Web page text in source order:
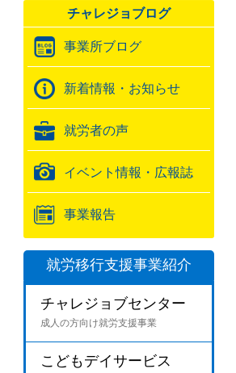
チャレジョブログ
事業所ブログ
新着情報・お知らせ
就労者の声
イベント情報・広報誌
事業報告
就労移行支援事業紹介
チャレジョブセンター
成人の方向け就労支援事業
こどもデイサービス